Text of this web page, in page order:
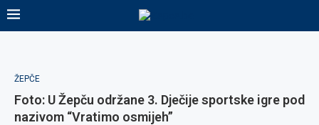
ŽEPČE
Foto: U Žepču održane 3. Dječije sportske igre pod
nazivom “Vratimo osmijeh”